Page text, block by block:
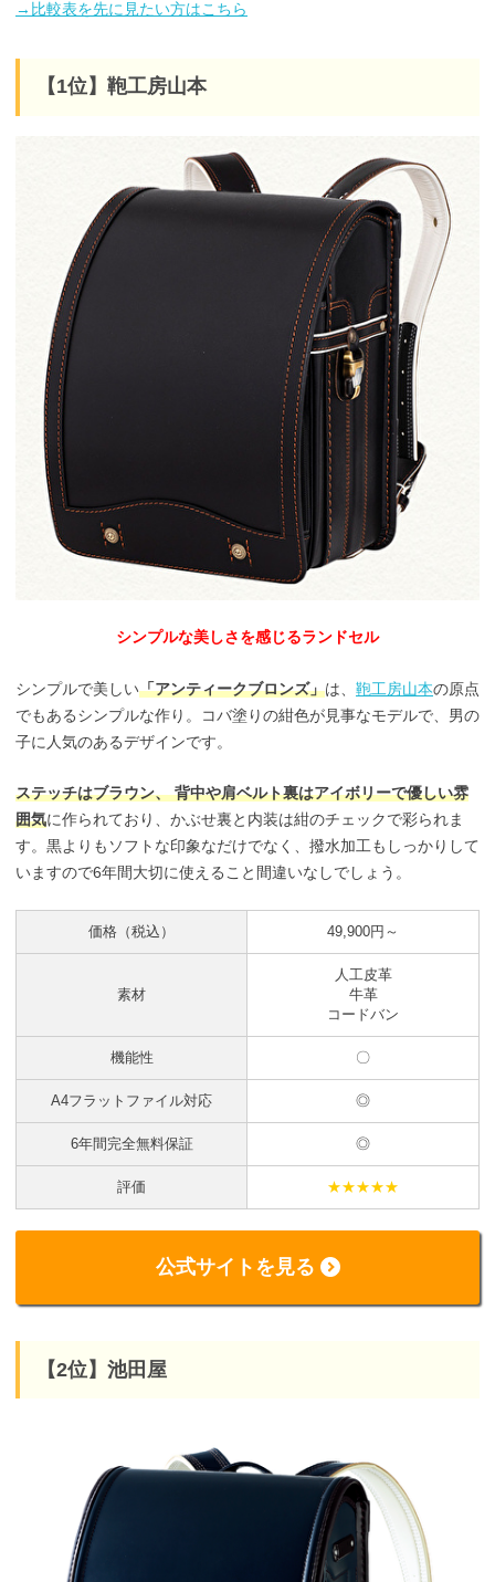
→比較表を先に見たい方はこちら
【1位】鞄工房山本
シンプルな美しさを感じるランドセル
シンプルで美しい「アンティークブロンズ」は、 鞄工房山本の原点
でもあるシンプルな作り。コバ塗りの紺色が見事なモデルで、男の
子に人気のあるデザインです。
ステッチはブラウン、 背中や肩ベルト裏はアイボリーで優しい雰
囲気に作られており、かぶせ裏と内装は紺のチェックで彩られま
す。黒よりもソフトな印象なだけでなく、撥水加工もしっかりして
いますので6年間大切に使えること間違いなしでしょう。
価格（税込） 49,900円～
素材
人工皮革
牛革
コードバン
機能性 〇
A4フラットファイル対応 ◎
6年間完全無料保証 ◎
評価 ★★★★★
公式サイトを見る
【2位】池田屋